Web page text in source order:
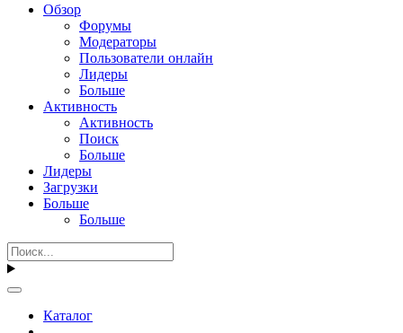
Обзор
Форумы
Модераторы
Пользователи онлайн
Лидеры
Больше
Активность
Активность
Поиск
Больше
Лидеры
Загрузки
Больше
Больше
Каталог